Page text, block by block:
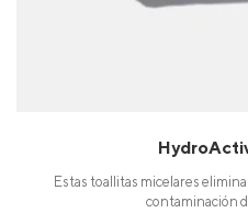
Estas toallitas micelares
contaminación